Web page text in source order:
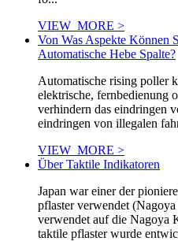
VIEW_MORE >
Von Was Aspekte Können
Automatische Hebe Spalte?
Automatische rising poller
elektrische, fernbedienung
verhindern das eindringen
eindringen von illegalen
VIEW_MORE >
Über Taktile Indikatoren
Japan war einer der
pflaster verwendet
verwendet auf die Nagoya
taktile pflaster wurde